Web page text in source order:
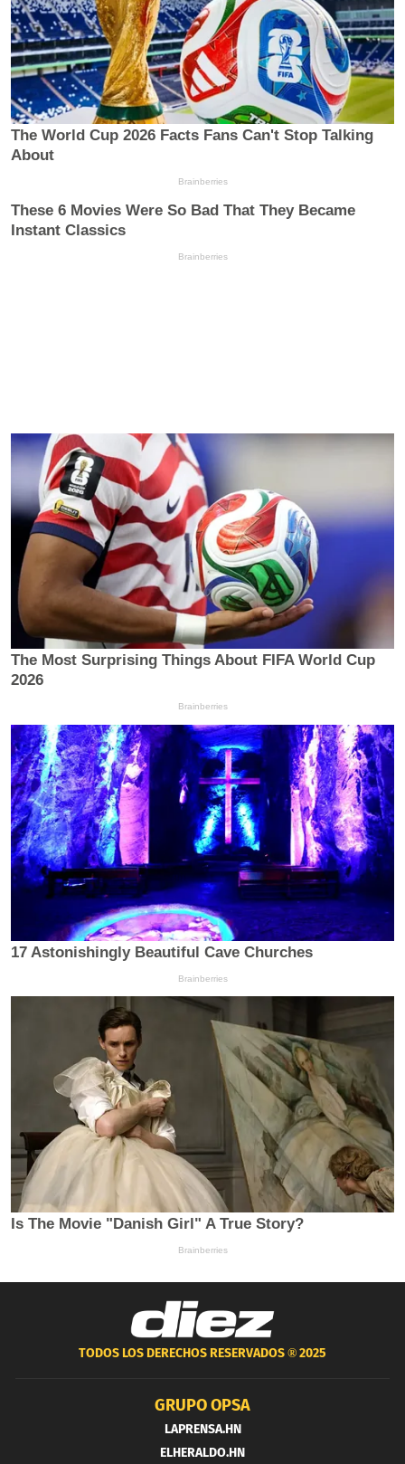
TODOS LOS DERECHOS RESERVADOS ®2025
GRUPO OPSA
LAPRENSA.HN
ELHERALDO.HN